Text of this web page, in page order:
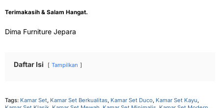
Terimakasih & Salam Hangat.
Dima Furniture Jepara
Daftar Isi Tampilkan
Tags: Kamar Set, Kamar Set Berkualitas, Kamar Set Duco, Kamar Set Kayu,